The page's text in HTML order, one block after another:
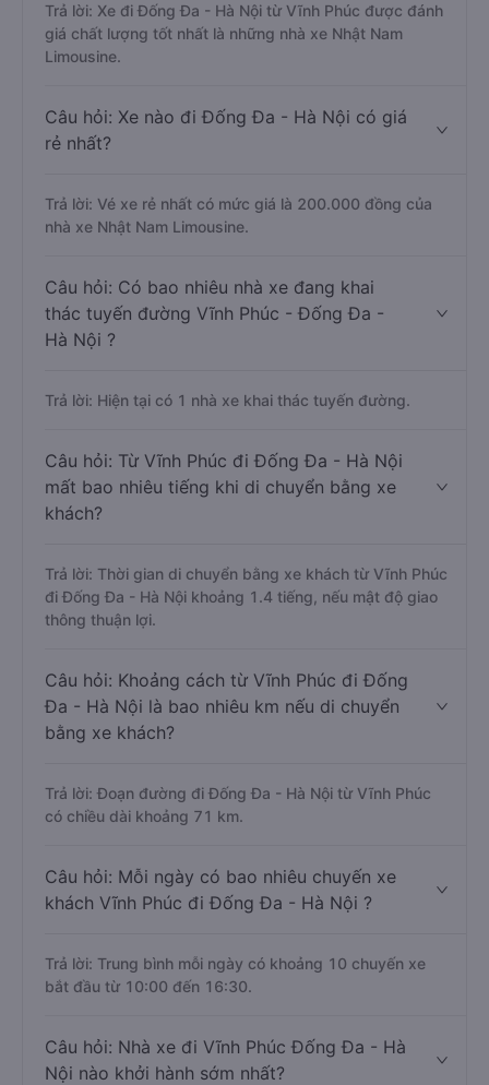
Trả lời: Xe đi Đống Đa - Hà Nội từ Vĩnh Phúc được đánh
giá chất lượng tốt nhất là những nhà xe Nhật Nam
Limousine.
Câu hỏi: Xe nào đi Đống Đa - Hà Nội có giá
rẻ nhất?
Trả lời: Vé xe rẻ nhất có mức giá là 200.000 đồng của
nhà xe Nhật Nam Limousine.
Câu hỏi: Có bao nhiêu nhà xe đang khai
thác tuyến đường Vĩnh Phúc - Đống Đa -
Hà Nội ?
Trả lời: Hiện tại có 1 nhà xe khai thác tuyến đường.
Câu hỏi: Từ Vĩnh Phúc đi Đống Đa - Hà Nội
mất bao nhiêu tiếng khi di chuyển bằng xe
khách?
Trả lời: Thời gian di chuyển bằng xe khách từ Vĩnh Phúc
đi Đống Đa - Hà Nội khoảng 1.4 tiếng, nếu mật độ giao
thông thuận lợi.
Câu hỏi: Khoảng cách từ Vĩnh Phúc đi Đống
Đa - Hà Nội là bao nhiêu km nếu di chuyển
bằng xe khách?
Trả lời: Đoạn đường đi Đống Đa - Hà Nội từ Vĩnh Phúc
có chiều dài khoảng 71 km.
Câu hỏi: Mỗi ngày có bao nhiêu chuyến xe
khách Vĩnh Phúc đi Đống Đa - Hà Nội ?
Trả lời: Trung bình mỗi ngày có khoảng 10 chuyến xe
bắt đầu từ 10:00 đến 16:30.
Câu hỏi: Nhà xe đi Vĩnh Phúc Đống Đa - Hà
Nội nào khởi hành sớm nhất?